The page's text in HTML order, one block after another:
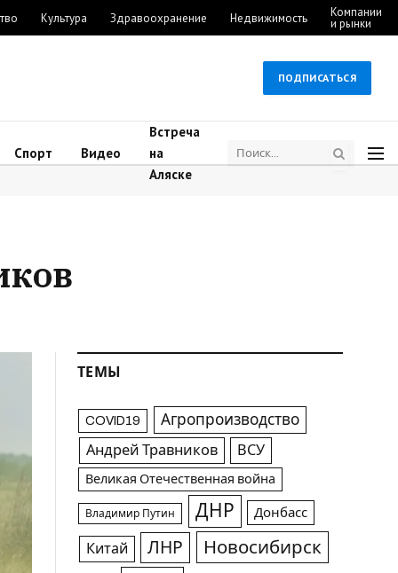
Культура Здравоохранение Недвижимость Компании
и рынки
ПОДПИСАТЬСЯ
Спорт Видео
Встреча
на
Аляске
ТЕМЫ
COVID19 Агропроизводство
Андрей Травников ВСУ
Великая Отечественная война
Владимир Путин ДНР Донбасс
Китай ЛНР Новосибирск